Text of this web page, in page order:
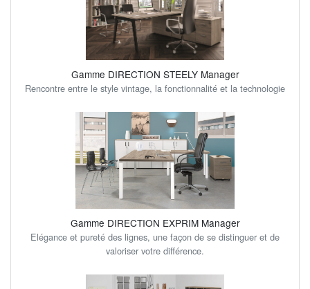
Gamme DIRECTION STEELY Manager
Rencontre entre le style vintage, la fonctionnalité et la technologie
Gamme DIRECTION EXPRIM Manager
Elégance et pureté des lignes, une façon de se distinguer et de
valoriser votre différence.